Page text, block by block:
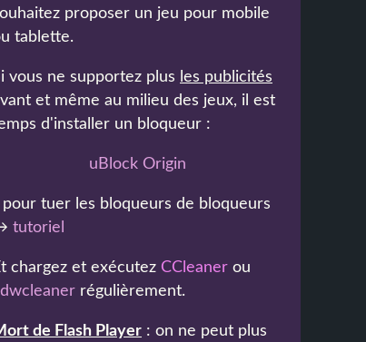
proposer un jeu pour mobile
tablette.
vous ne supportez plus les publicités
et même au milieu des jeux, il est
d'installer un bloqueur :
uBlock Origin
pour tuer les bloqueurs de bloqueurs
tutoriel
chargez et exécutez CCleaner ou
régulièrement.
de Flash Player : on ne peut plus